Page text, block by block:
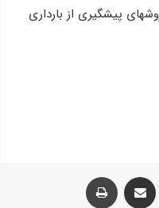
تلگرام اشتراک گذاری از طریق ایمیل